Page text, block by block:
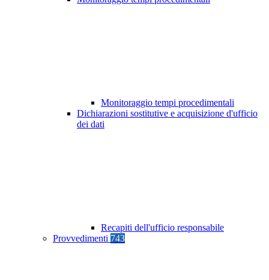
Monitoraggio tempi procedimentali
Dichiarazioni sostitutive e acquisizione d'ufficio
dei dati
Recapiti dell'ufficio responsabile
Provvedimenti 743